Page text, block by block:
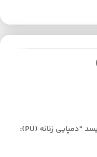
اولین کسی باشید که دیدگاهی می نویسد “دمپایی زنانه (PU):